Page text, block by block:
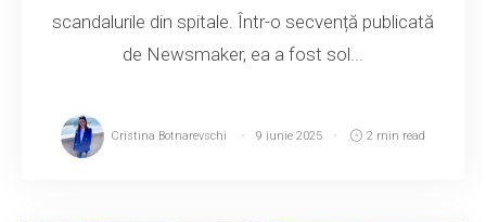
scandalurile din spitale. Într-o secvență publicată
de Newsmaker, ea a fost sol...
Cristina Botnarevschi 9 iunie 2025 2 min read